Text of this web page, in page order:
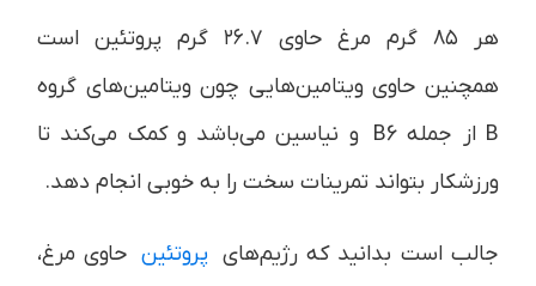
هر ۸۵ گرم مرغ حاوی ۲۶.۷ گرم پروتئین است
همچنین حاوی ویتامین‌هایی چون ویتامین‌های گروه
B از جمله B6 و نیاسین می‌باشد و کمک می‌کند تا
ورزشکار بتواند تمرینات سخت را به خوبی انجام دهد.
جالب است بدانید که رژیم‌های پروتئین حاوی مرغ،